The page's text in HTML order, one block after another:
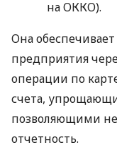
на ОККО).
Она
предприятия
операции по
счета,
позволяющими
отчетность.